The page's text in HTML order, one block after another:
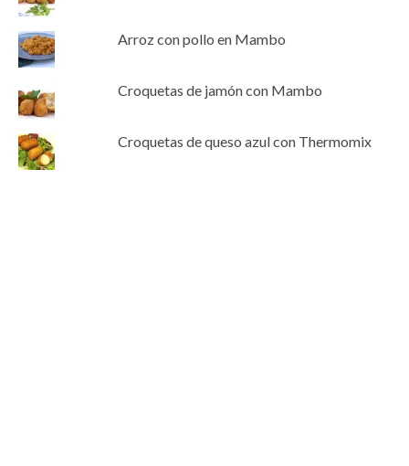
Arroz con pollo en Mambo
Croquetas de jamón con Mambo
Croquetas de queso azul con Thermomix